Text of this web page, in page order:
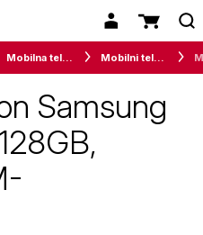
Mobilna telefonija Mobilni telefoni
Samsung